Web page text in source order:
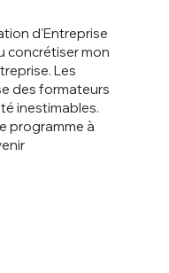
d'Entreprise
concrétiser mon
Les
des formateurs
inestimables.
programme à